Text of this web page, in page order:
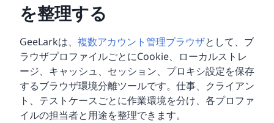
を整理する
GeeLarkは、 複数アカウント管理ブラウザとして、ブ
ラウザプロファイルごとにCookie、ローカルストレ
ージ、キャッシュ、セッション、プロキシ設定を保存
するブラウザ環境分離ツールです。仕事、クライアン
ト、テストケースごとに作業環境を分け、各プロファ
イルの担当者と用途を整理できます。